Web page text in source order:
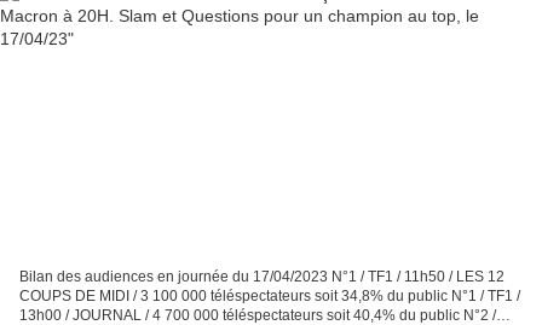
Bilan des audiences en journée du 17/04/2023 N°1 / TF1 / 11h50 / LES 12
COUPS DE MIDI / 3 100 000 téléspectateurs soit 34,8% du public N°1 / TF1 /
13h00 / JOURNAL / 4 700 000 téléspectateurs soit 40,4% du public N°2 /